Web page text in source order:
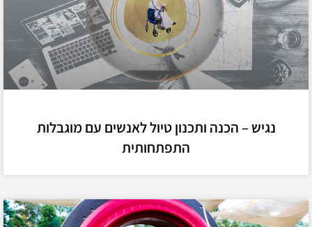
נגיש – הכנה ותכנון טיול לאנשים עם מוגבלות
התפתחותית